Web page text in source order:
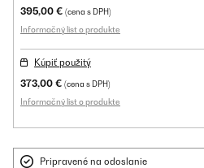
395,00 € (cena s DPH)
Informačný list o produkte
Kúpiť použitý
373,00 € (cena s DPH)
Informačný list o produkte
Pripravené na odoslanie